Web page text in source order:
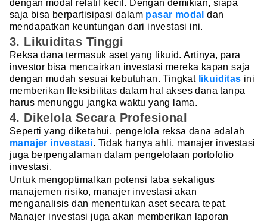
dengan modal relatif kecil. Dengan demikian, siapa
saja bisa berpartisipasi dalam pasar modal dan
mendapatkan keuntungan dari investasi ini.
3. Likuiditas Tinggi
Reksa dana termasuk aset yang likuid. Artinya, para
investor bisa mencairkan investasi mereka kapan saja
dengan mudah sesuai kebutuhan. Tingkat likuiditas ini
memberikan fleksibilitas dalam hal akses dana tanpa
harus menunggu jangka waktu yang lama.
4. Dikelola Secara Profesional
Seperti yang diketahui, pengelola reksa dana adalah
manajer investasi. Tidak hanya ahli, manajer investasi
juga berpengalaman dalam pengelolaan portofolio
investasi.
Untuk mengoptimalkan potensi laba sekaligus
manajemen risiko, manajer investasi akan
menganalisis dan menentukan aset secara tepat.
Manajer investasi juga akan memberikan laporan